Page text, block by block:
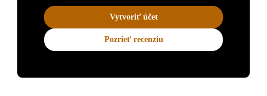
Vytvoriť účet
Pozrieť recenziu